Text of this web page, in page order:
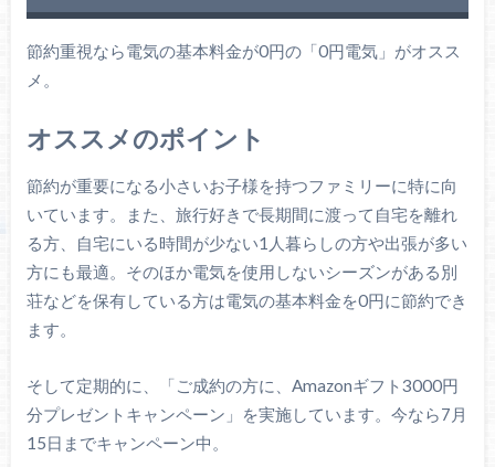
節約重視なら電気の基本料金が0円の「0円電気」がオスス
メ。
オススメのポイント
節約が重要になる小さいお子様を持つファミリーに特に向
いています。また、旅行好きで長期間に渡って自宅を離れ
る方、自宅にいる時間が少ない1人暮らしの方や出張が多い
方にも最適。そのほか電気を使用しないシーズンがある別
荘などを保有している方は電気の基本料金を0円に節約でき
ます。
そして定期的に、「ご成約の方に、Amazonギフト3000円
分プレゼントキャンペーン」を実施しています。今なら7月
15日までキャンペーン中。